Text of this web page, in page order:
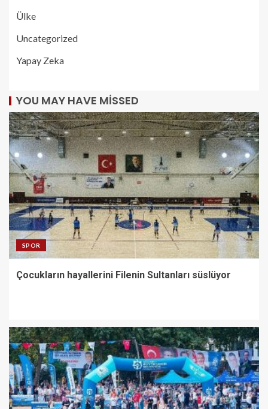
Ülke
Uncategorized
Yapay Zeka
YOU MAY HAVE MISSED
SPOR
Çocukların hayallerini Filenin Sultanları süslüyor